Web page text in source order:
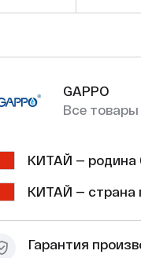
GAPPO
Все
КИТАЙ — родина
КИТАЙ — страна
Гарантия